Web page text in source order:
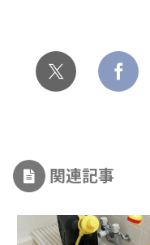
関連記事